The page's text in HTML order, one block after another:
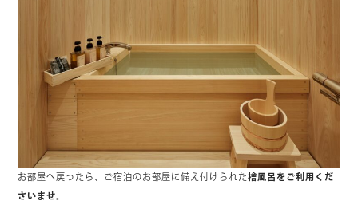
お部屋へ戻ったら、ご宿泊のお部屋に備え付けられた檜風呂をご利用くだ
さいませ。